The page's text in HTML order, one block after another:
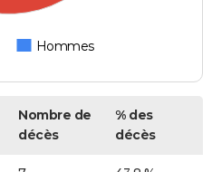
Hommes
Nombre de
décès
% des
décès